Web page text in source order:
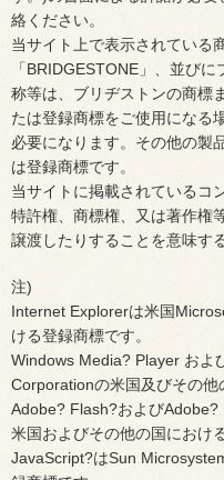
絡ください。
当サイト上で表示されている
「BRIDGESTONE」、並び
称等は、ブリヂストンの商標
たは登録商標をご使用になる
必要になります。その他の製
は登録商標です。
当サイトに掲載されているコ
特許権、商標権、又は著作権
譲渡したりすることを意味す
注)
Internet Explorerは米国
ける登録商標です。
Windows Media? Player およ
Corporationの米国及びその他
Adobe? Flash?および
米国およびその他の国におけ
JavaScript?はSun